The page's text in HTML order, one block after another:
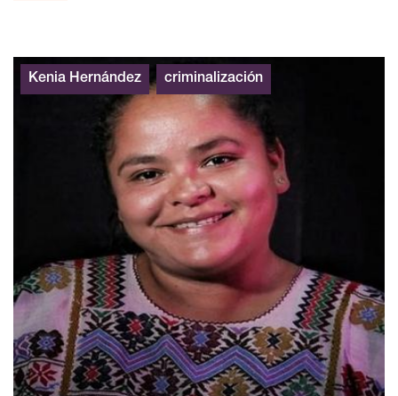
Kenia Hernández criminalización